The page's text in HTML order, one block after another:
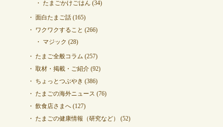
たまごかけごはん (34)
面白たまご話(165)
ワクワクすること (266)
マジック (28)
たまご全般コラム (257)
取材・掲載・ご紹介(92)
ちょっとつぶやき (386)
たまごの海外ニュース (76)
飲食店さまへ(127)
たまごの健康情報（研究など）
(52)